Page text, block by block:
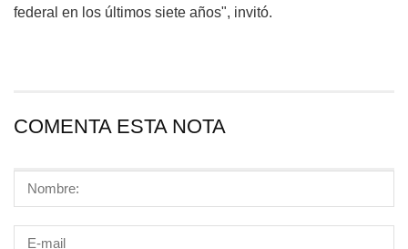
federal en los últimos siete años", invitó.
COMENTA ESTA NOTA